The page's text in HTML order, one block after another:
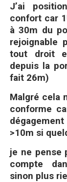
J’ai
confort car
à 30m du
rejoignable
tout droit
depuis la
fait 26m)
Malgré cela
conforme
>10m si
je ne pense
compte
sinon plus